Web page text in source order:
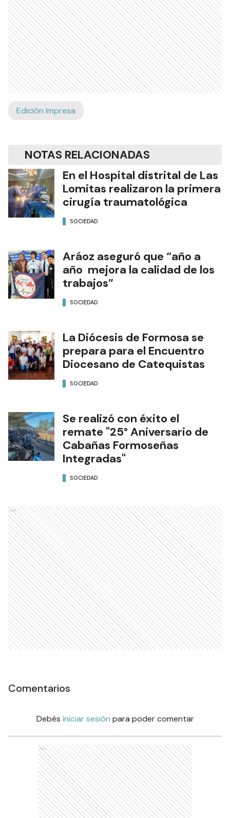
Edición Impresa
NOTAS RELACIONADAS
En el Hospital distrital de Las
Lomitas realizaron la primera
cirugía traumatológica
SOCIEDAD
Aráoz aseguró que “año a
año mejora la calidad de los
trabajos”
SOCIEDAD
La Diócesis de Formosa se
prepara para el Encuentro
Diocesano de Catequistas
SOCIEDAD
Se realizó con éxito el
remate "25° Aniversario de
Cabañas Formoseñas
Integradas"
SOCIEDAD
Ads
Comentarios
Debés iniciar sesión para poder comentar
Ads